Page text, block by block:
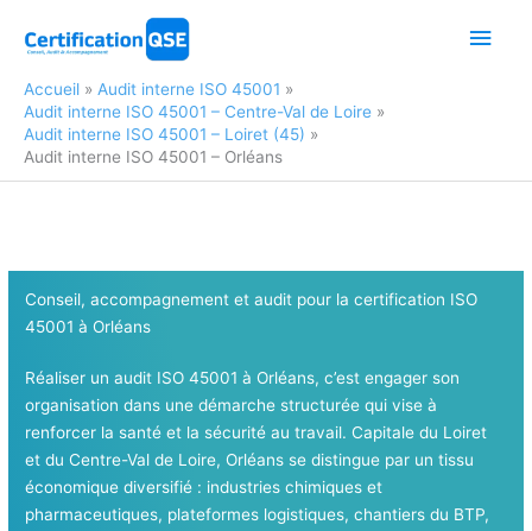
Accueil
Audit interne ISO 45001
Audit interne ISO 45001 – Centre-Val de Loire
Audit interne ISO 45001 – Loiret (45)
Audit interne ISO 45001 – Orléans
Conseil, accompagnement et audit pour la certification ISO
45001 à Orléans
Réaliser un audit ISO 45001 à Orléans, c’est engager son
organisation dans une démarche structurée qui vise à
renforcer la santé et la sécurité au travail. Capitale du Loiret
et du Centre-Val de Loire, Orléans se distingue par un tissu
économique diversifié : industries chimiques et
pharmaceutiques, plateformes logistiques, chantiers du BTP,